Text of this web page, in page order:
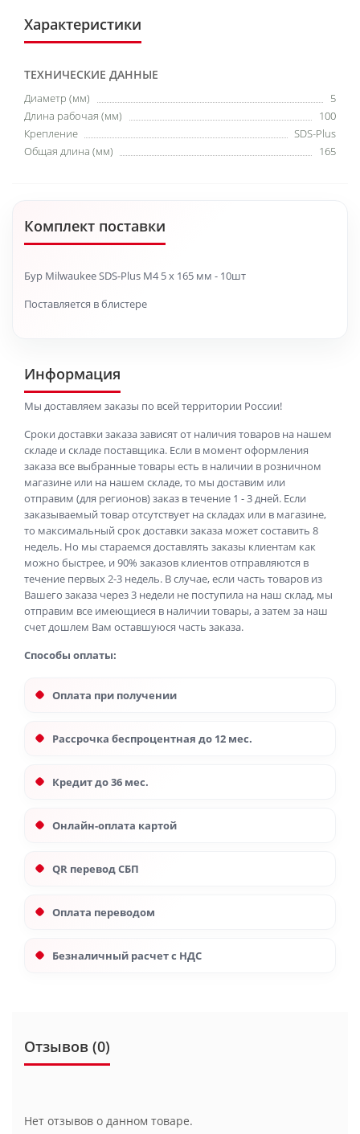
Характеристики
ТЕХНИЧЕСКИЕ ДАННЫЕ
Диаметр (мм)
5
Длина рабочая (мм)
100
Крепление
SDS-Plus
Общая длина (мм)
165
Комплект поставки
Бур Milwaukee SDS-Plus M4 5 х 165 мм - 10шт
Поставляется в блистере
Информация
Мы доставляем заказы по всей территории России!
Сроки доставки заказа зависят от наличия товаров на нашем
складе и складе поставщика. Если в момент оформления
заказа все выбранные товары есть в наличии в розничном
магазине или на нашем складе, то мы доставим или
отправим (для регионов) заказ в течение 1 - 3 дней. Если
заказываемый товар отсутствует на складах или в магазине,
то максимальный срок доставки заказа может составить 8
недель. Но мы стараемся доставлять заказы клиентам как
можно быстрее, и 90% заказов клиентов отправляются в
течение первых 2-3 недель. В случае, если часть товаров из
Вашего заказа через 3 недели не поступила на наш склад, мы
отправим все имеющиеся в наличии товары, а затем за наш
счет дошлем Вам оставшуюся часть заказа.
Способы оплаты:
Оплата при получении
Рассрочка беспроцентная до 12 мес.
Кредит до 36 мес.
Онлайн-оплата картой
QR перевод СБП
Оплата переводом
Безналичный расчет с НДС
Отзывов (0)
Нет отзывов о данном товаре.